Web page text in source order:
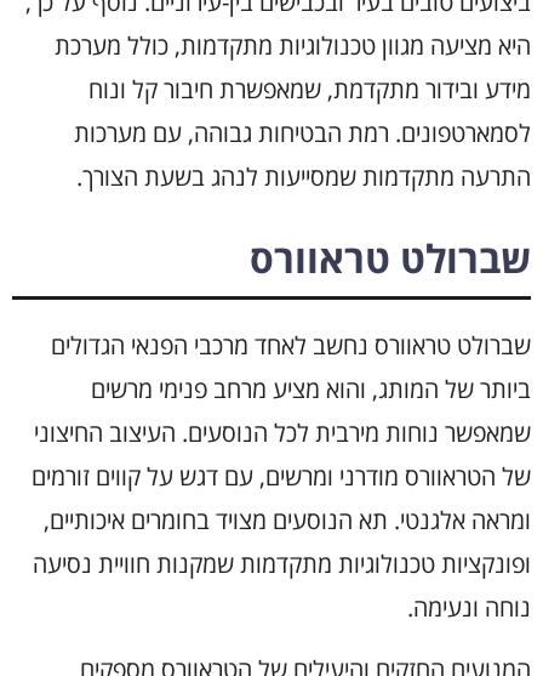
היא מציעה מגוון טכנולוגיות מתקדמות, כולל מערכת
מידע ובידור מתקדמת, שמאפשרת חיבור קל ונוח
לסמארטפונים. רמת הבטיחות גבוהה, עם מערכות
התרעה מתקדמות שמסייעות לנהג בשעת הצורך.
שברולט טראוורס
שברולט טראוורס נחשב לאחד מרכבי הפנאי הגדולים
ביותר של המותג, והוא מציע מרחב פנימי מרשים
שמאפשר נוחות מירבית לכל הנוסעים. העיצוב החיצוני
של הטראוורס מודרני ומרשים, עם דגש על קווים זורמים
ומראה אלגנטי. תא הנוסעים מצויד בחומרים איכותיים,
ופונקציות טכנולוגיות מתקדמות שמקנות חוויית נסיעה
נוחה ונעימה.
המנועים החזקים והיעילים של הטראוורס מספקים